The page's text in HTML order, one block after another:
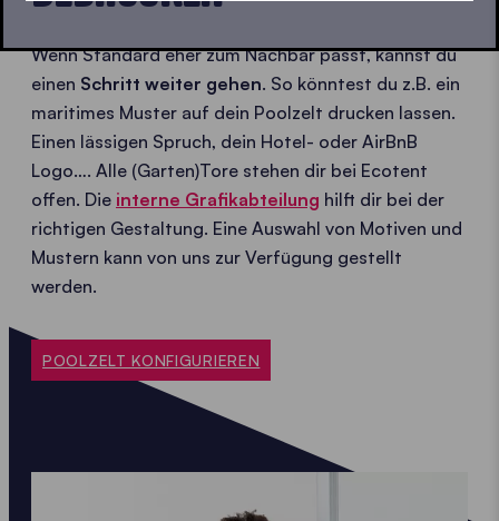
Wenn Standard eher zum Nachbar passt, kannst du
einen Schritt weiter gehen. So könntest du z.B. ein
maritimes Muster auf dein Poolzelt drucken lassen.
Einen lässigen Spruch, dein Hotel- oder AirBnB
Logo…. Alle (Garten)Tore stehen dir bei Ecotent
offen. Die interne Grafikabteilung hilft dir bei der
richtigen Gestaltung. Eine Auswahl von Motiven und
Mustern kann von uns zur Verfügung gestellt
werden.
POOLZELT KONFIGURIEREN